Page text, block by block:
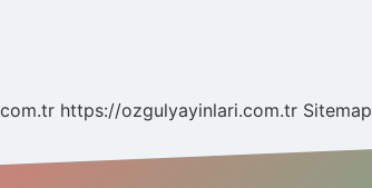
https://ozgulyayinlari.com.tr Sitemap